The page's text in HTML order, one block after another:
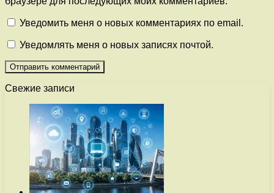
Уведомить меня о новых комментариях по email.
Уведомлять меня о новых записях почтой.
Свежие записи